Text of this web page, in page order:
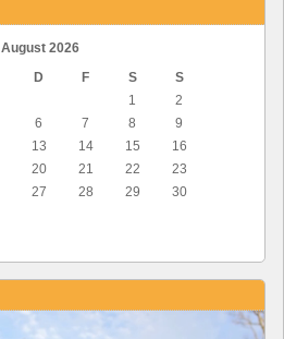
August 2026
D F S
S
1
2
6 7 8
9
13 14 15
16
20 21 22
23
27 28 29
30